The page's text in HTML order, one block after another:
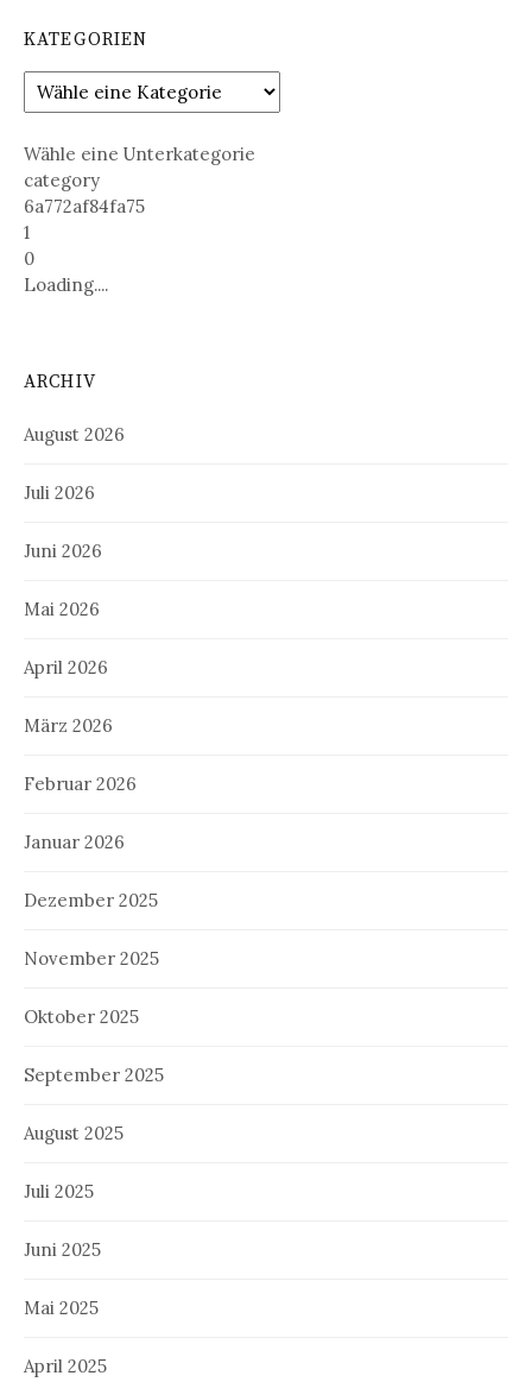
KATEGORIEN
Wähle eine Unterkategorie
category
6a772af84fa75
1
0
Loading....
ARCHIV
August 2026
Juli 2026
Juni 2026
Mai 2026
April 2026
März 2026
Februar 2026
Januar 2026
Dezember 2025
November 2025
Oktober 2025
September 2025
August 2025
Juli 2025
Juni 2025
Mai 2025
April 2025